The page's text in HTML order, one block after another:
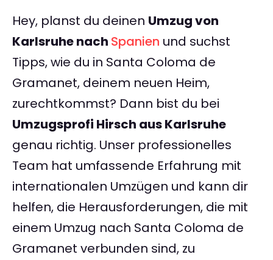
Hey, planst du deinen Umzug von
Karlsruhe nach Spanien und suchst
Tipps, wie du in Santa Coloma de
Gramanet, deinem neuen Heim,
zurechtkommst? Dann bist du bei
Umzugsprofi Hirsch aus Karlsruhe
genau richtig. Unser professionelles
Team hat umfassende Erfahrung mit
internationalen Umzügen und kann dir
helfen, die Herausforderungen, die mit
einem Umzug nach Santa Coloma de
Gramanet verbunden sind, zu